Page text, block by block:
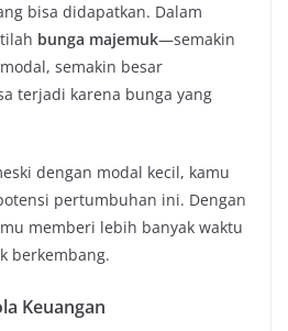
bisa didapatkan. Dalam
bunga majemuk—semakin
semakin besar
terjadi karena bunga yang
dengan modal kecil, kamu
pertumbuhan ini. Dengan
memberi lebih banyak waktu
berkembang.
Keuangan